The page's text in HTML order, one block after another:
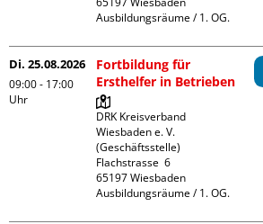
Ausbildungsräume / 1. OG.
Di. 25.08.2026
09:00 - 17:00
Uhr
Fortbildung für
Ersthelfer in Betrieben
DRK Kreisverband
Wiesbaden e. V.
(Geschäftsstelle)
Flachstrasse  6
65197 Wiesbaden
Ausbildungsräume / 1. OG.